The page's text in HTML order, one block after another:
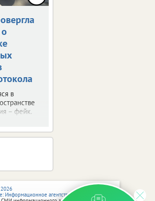
в
– фейк.
2026
агентство vRossii.ru